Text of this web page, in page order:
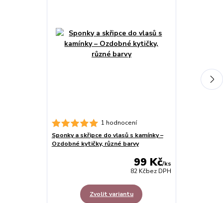
1 hodnocení
Sponky a skřipce do vlasů s kamínky –
Ozdobné kytičky, různé barvy
99 Kč/ks
82 Kčbez DPH
Zvolit variantu